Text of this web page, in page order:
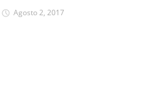
Agosto 2, 2017